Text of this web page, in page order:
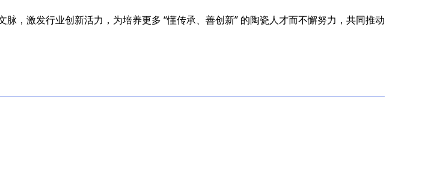
脉，激发行业创新活力，为培养更多 “懂传承、善创新” 的陶瓷人才而不懈努力，共同推动